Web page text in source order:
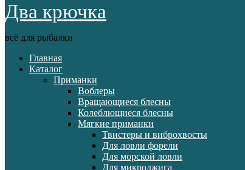
Два крючка
всё для рыбалки
Главная
Каталог
Приманки
Воблеры
Вращающиеся блесны
Колеблющиеся блесны
Мягкие приманки
Твистеры и виброхвосты
Для ловли форели
Для морской ловли
Для микроджига